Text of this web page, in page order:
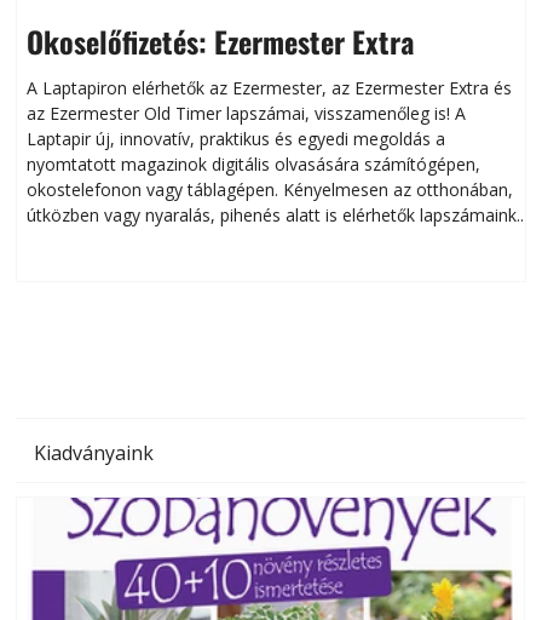
Okoselőfizetés: Ezermester Extra
A Laptapiron elérhetők az Ezermester, az Ezermester Extra és
az Ezermester Old Timer lapszámai, visszamenőleg is! A
Laptapir új, innovatív, praktikus és egyedi megoldás a
nyomtatott magazinok digitális olvasására számítógépen,
okostelefonon vagy táblagépen. Kényelmesen az otthonában,
útközben vagy nyaralás, pihenés alatt is elérhetők lapszámaink.
Kiadványaink